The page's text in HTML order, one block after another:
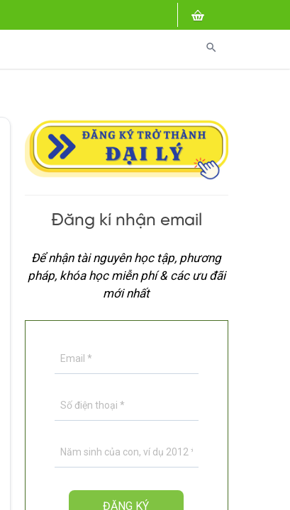
search
Đăng kí nhận email
Để nhận tài nguyên học tập, phương
pháp, khóa học miễn phí & các ưu đãi
mới nhất